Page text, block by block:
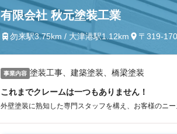
有限会社 秋元塗装工業
勿来駅3.75km / 大津港駅1.12km 〒319-
事業内容 塗装工事、建築塗装、橋梁塗装
これまでクレームは一つもありません！
外壁塗装に熟知した専門スタッフを構え、お客様のニ